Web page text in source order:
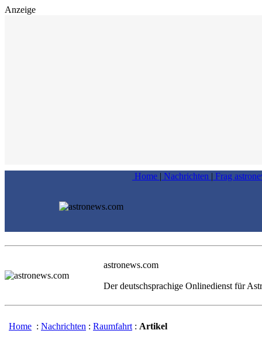
Anzeige
Home | Nachrichten | Frag
astronews.com
Der deutschsprachige Onlinedienst für
Home : Nachrichten : Raumfahrt : Artikel